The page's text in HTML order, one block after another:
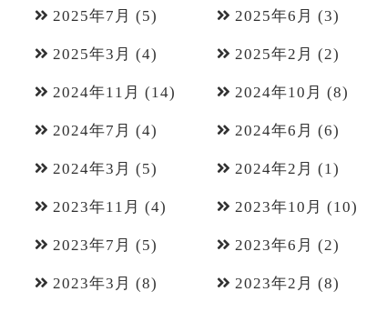
2025年7月 (5) 2025年6月 (3)
2025年3月 (4) 2025年2月 (2)
2024年11月 (14) 2024年10月 (8)
2024年7月 (4) 2024年6月 (6)
2024年3月 (5) 2024年2月 (1)
2023年11月 (4) 2023年10月 (10)
2023年7月 (5) 2023年6月 (2)
2023年3月 (8) 2023年2月 (8)